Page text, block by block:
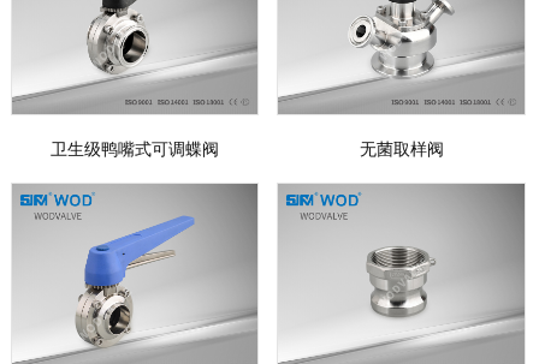
卫生级鸭嘴式可调蝶阀 无菌取样阀